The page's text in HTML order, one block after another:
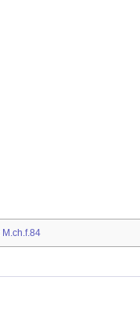
M.ch.f.84